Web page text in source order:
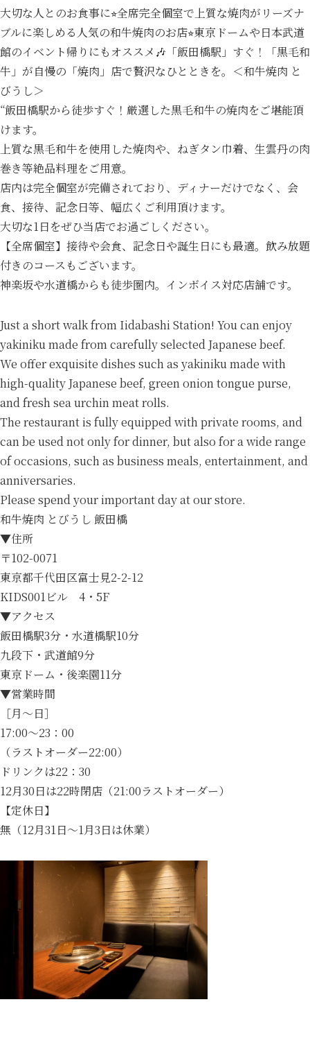
大切な人とのお食事に⭐︎全席完全個室で上質な焼肉がリーズナ
ブルに楽しめる人気の和牛焼肉のお店⭐︎東京ドームや日本武道
館のイベント帰りにもオススメ🎶「飯田橋駅」すぐ！「黒毛和
牛」が自慢の「焼肉」店で贅沢なひとときを。＜和牛焼肉 と
びうし＞
“飯田橋駅から徒歩すぐ！厳選した黒毛和牛の焼肉をご堪能頂
けます。
上質な黒毛和牛を使用した焼肉や、ねぎタン巾着、生雲丹の肉
巻き等絶品料理をご用意。
店内は完全個室が完備されており、ディナーだけでなく、会
食、接待、記念日等、幅広くご利用頂けます。
大切な1日をぜひ当店でお過ごしください。
【全席個室】接待や会食、記念日や誕生日にも最適。飲み放題
付きのコースもございます。
神楽坂や水道橋からも徒歩圏内。インボイス対応店舗です。
Just a short walk from Iidabashi Station! You can enjoy
yakiniku made from carefully selected Japanese beef.
We offer exquisite dishes such as yakiniku made with
high-quality Japanese beef, green onion tongue purse,
and fresh sea urchin meat rolls.
The restaurant is fully equipped with private rooms, and
can be used not only for dinner, but also for a wide range
of occasions, such as business meals, entertainment, and
anniversaries.
Please spend your important day at our store.
和牛焼肉 とびうし 飯田橋
▼住所
〒102-0071
東京都千代田区富士見2-2-12
KIDS001ビル 4・5F
▼アクセス
飯田橋駅3分・水道橋駅10分
九段下・武道館9分
東京ドーム・後楽園11分
▼営業時間
［月～日］
17:00～23：00
（ラストオーダー22:00）
ドリンクは22：30
12月30日は22時閉店（21:00ラストオーダー）
【定休日】
無（12月31日～1月3日は休業）